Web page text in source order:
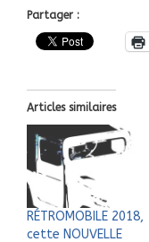
Partager :
Articles similaires
RÉTROMOBILE 2018,
cette NOUVELLE